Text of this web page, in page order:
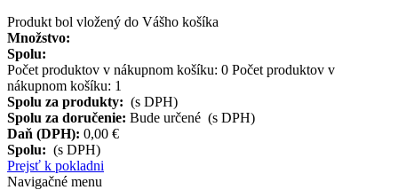
Produkt bol vložený do Vášho košíka
Množstvo:
Spolu:
Počet produktov v nákupnom košíku: 0 Počet produktov v
nákupnom košíku: 1
Spolu za produkty: (s DPH)
Spolu za doručenie: Bude určené (s DPH)
Daň (DPH): 0,00 €
Spolu: (s DPH)
Prejsť k pokladni
Navigačné menu